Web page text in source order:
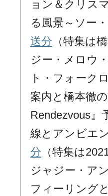
ョン＆クリス
る風景～ソー
送分 （特集は
ジー・メロウ
ト・フォーク
案内と橋本徹
Rendezvous』
線とアンビエ
分 （特集は
ジャジー・ア
フィーリング